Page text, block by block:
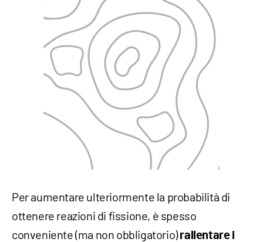
Per aumentare ulteriormente la probabilità di
ottenere reazioni di fissione, è spesso
conveniente (ma non obbligatorio)rallentare i